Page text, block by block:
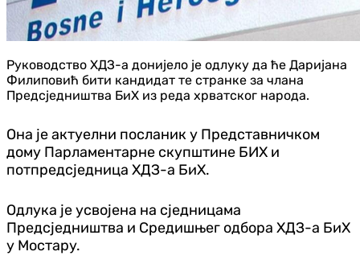
Руководство ХДЗ-а донијело је одлуку да ће Даријана
Филиповић бити кандидат те странке за члана
Предсједништва БиХ из реда хрватског народа.
Она је актуелни посланик у Представничком
дому Парламентарне скупштине БИХ и
потпредсједница ХДЗ-а БиХ.
Одлука је усвојена на сједницама
Предсједништва и Средишњег одбора ХДЗ-а БиХ
у Мостару.